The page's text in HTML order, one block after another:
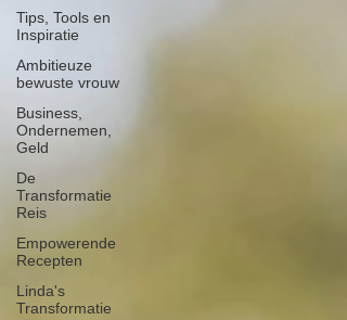
Tips, Tools en
Inspiratie
Ambitieuze
bewuste vrouw
Business,
Ondernemen,
Geld
De
Transformatie
Reis
Empowerende
Recepten
Linda's
Transformatie